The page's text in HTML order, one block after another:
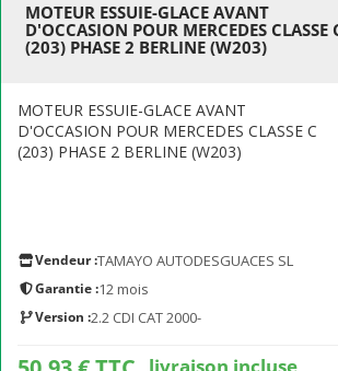
MOTEUR ESSUIE-GLACE AVANT
D'OCCASION POUR MERCEDES CLASSE
(203) PHASE 2 BERLINE (W203)
MOTEUR ESSUIE-GLACE AVANT
D'OCCASION POUR MERCEDES CLASSE C
(203) PHASE 2 BERLINE (W203)
Vendeur :TAMAYO AUTODESGUACES SL
Garantie :12 mois
Version :2.2 CDI CAT 2000-
livraison incluse